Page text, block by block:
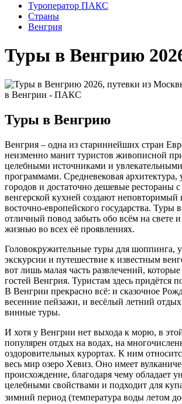
Туроператор ПАКС
Cтраны
Венгрия
Туры в Венгрию
Туры в Венгрию
Венгрия – одна из стариннейших стран
неизменно манит туристов живописной
целебными источниками и
программами. Средневековая
городов и достаточно дешевые рестораны
венгерской кухней создают неповторимый
восточно-европейского государства. Туры
отличный повод забыть обо всём на свете и
жизнью во всех её проявлениях.
Головокружительные туры для шоппинга,
экскурсии и путешествие к известным
вот лишь малая часть развлечений,
гостей Венгрия. Туристам здесь придётся
В Венгрии прекрасно всё: и сказочное
весенние пейзажи, и весёлый летний
винные туры.
И хотя у Венгрии нет выхода к морю, в
популярен отдых на водах, на
оздоровительных курортах. К ним
весь мир озеро Хевиз. Оно имеет
происхождение, благодаря чему обладает
целебными свойствами и подходит для
зимний период (температура воды летом